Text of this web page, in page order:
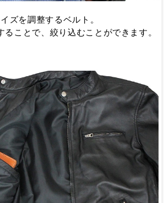
ズを調整するベルト。
ことで、絞り込むことができます。